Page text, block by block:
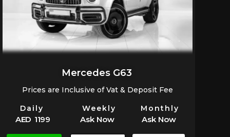
Mercedes G63
Prices are Inclusive of Vat & Deposit Fee
Daily Weekly Monthly
AED 1199 Ask Now Ask Now